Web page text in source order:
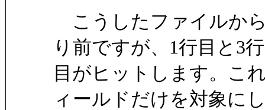
こうしたファイルか
り前ですが、1行目と3行
目がヒットします。こ
ィールドだけを対象に